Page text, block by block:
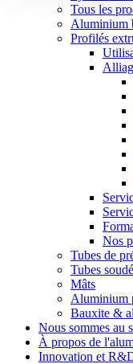
Tous les
Aluminium
Profilés
Nos
Tubes de
Tubes
Mâts
Aluminium
Bauxite &
Nous sommes au
À propos de
Innovation et